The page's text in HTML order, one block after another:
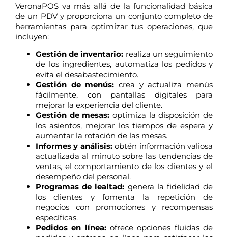
VeronaPOS va más allá de la funcionalidad básica
de un PDV y proporciona un conjunto completo de
herramientas para optimizar tus operaciones, que
incluyen:
Gestión de inventario: realiza un seguimiento
de los ingredientes, automatiza los pedidos y
evita el desabastecimiento.
Gestión de menús: crea y actualiza menús
fácilmente, con pantallas digitales para
mejorar la experiencia del cliente.
Gestión de mesas: optimiza la disposición de
los asientos, mejorar los tiempos de espera y
aumentar la rotación de las mesas.
Informes y análisis:obtén información valiosa
actualizada al minuto sobre las tendencias de
ventas, el comportamiento de los clientes y el
desempeño del personal.
Programas de lealtad: genera la fidelidad de
los clientes y fomenta la repetición de
negocios con promociones y recompensas
específicas.
Pedidos en línea:ofrece opciones fluidas de